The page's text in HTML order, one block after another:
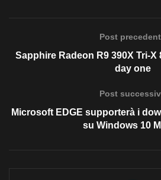
Post
Sapphire Radeon R9 390X Tri-X
day one
Post
Microsoft EDGE supporterà i
su Windows 10